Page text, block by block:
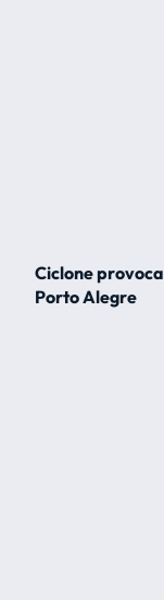
Ciclone
Porto Alegre